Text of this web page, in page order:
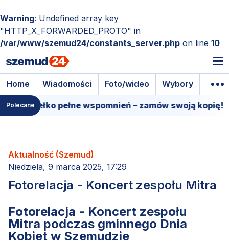
Warning: Undefined array key
"HTTP_X_FORWARDED_PROTO" in
/var/www/szemud24/constants_server.php on line 10
Home Wiadomości Foto/wideo Wybory
Polecanepełne wspomnień – zamów swoją kopię! 15
Aktualność (Szemud)
Niedziela, 9 marca 2025, 17:29
Fotorelacja - Koncert zespołu Mitra
Fotorelacja - Koncert zespołu
Mitra podczas gminnego Dnia
Kobiet w Szemudzie